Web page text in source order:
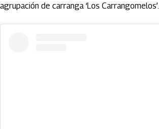
agrupación de carranga ‘Los Carrangomelos’.